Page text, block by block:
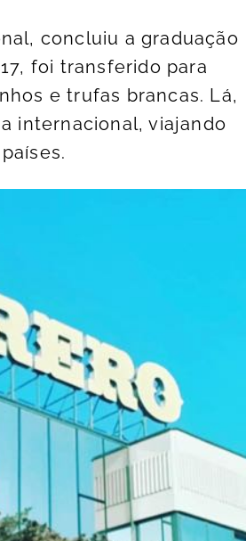
concluiu a graduação
foi transferido para
e trufas brancas. Lá,
internacional, viajando